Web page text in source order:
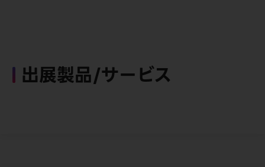
出展製品/サービス